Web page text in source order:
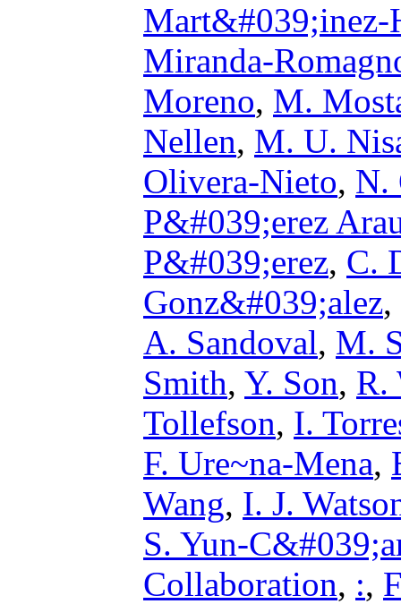
Mart&#039;inez-
Miranda-
Moreno, M.
Nellen, M. U.
Olivera-Nieto, N.
P&#039;erez
P&#039;erez, C.
Gonz&#039;alez,
A. Sandoval, M.
Smith, Y. Son, R.
Tollefson, I.
F. Ure~na-Mena,
Wang, I. J.
S. Yun-
Collaboration, :,